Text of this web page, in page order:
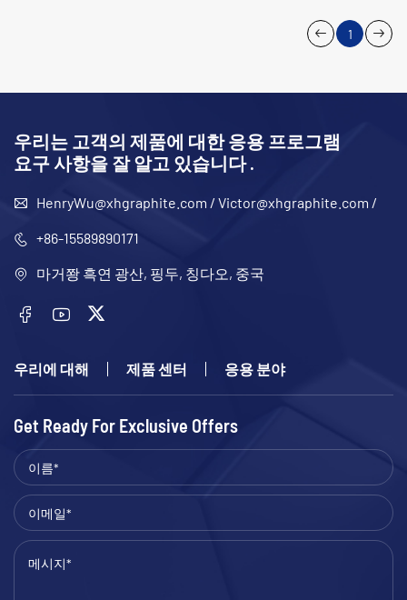
1
우리는 고객의 제품에 대한 응용 프로그램
요구 사항을 잘 알고 있습니다 .
HenryWu@xhgraphite.com / Victor@xhgraphite.com /
+86-15589890171
마거쫭 흑연 광산, 핑두, 칭다오, 중국
우리에 대해 제품 센터 응용 분야
Get Ready For Exclusive Offers